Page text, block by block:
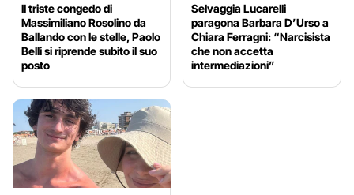
Il triste congedo di
Massimiliano Rosolino da
Ballando con le stelle, Paolo
Belli si riprende subito il suo
posto
Selvaggia Lucarelli
paragona Barbara D’Urso a
Chiara Ferragni: “Narcisista
che non accetta
intermediazioni”